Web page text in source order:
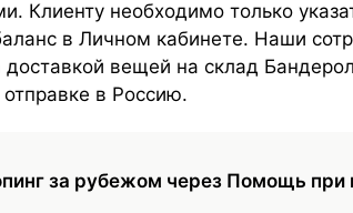
Клиенту необходимо только
в Личном кабинете. Наши
доставкой вещей на склад
в Россию.
за рубежом через Помощь при